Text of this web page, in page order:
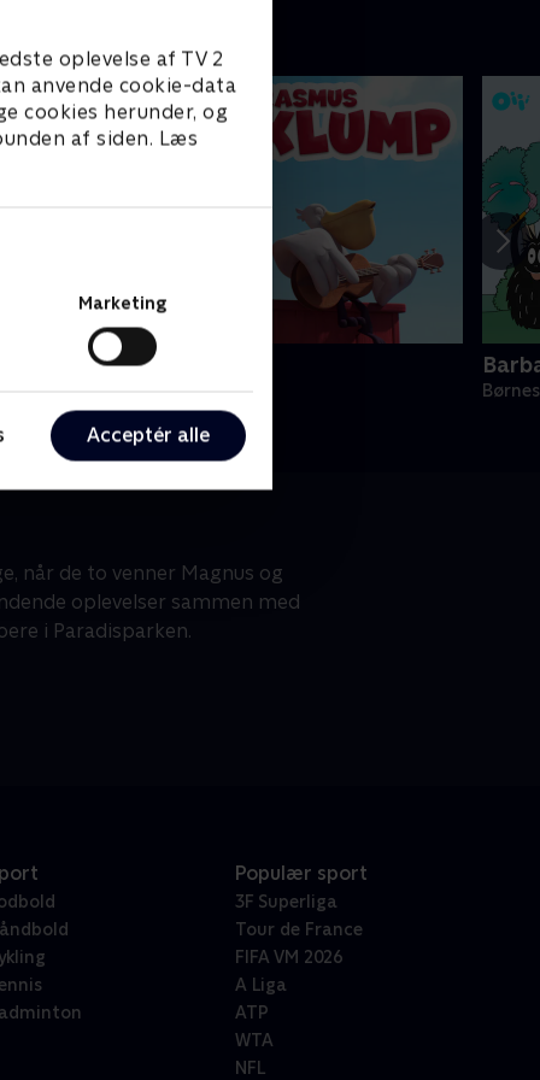
oplevelse af TV 2
anvende cookie-data
cookies herunder, og
af siden. Læs
Marketing
Acceptér alle
Rasmus Klump
• 3 sæsoner
når de to venner Magnus og
oplevelser sammen med
i Paradisparken.
Populær sport
3F Superliga
Tour de France
FIFA VM 2026
A Liga
ATP
WTA
NFL